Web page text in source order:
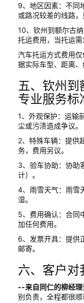
9、地区因素：不同
或路况较差的线路，
10、钦州到额尔古
托运费用，当托运需
汽车托运方式费用
据实际车型、距离、
五、钦州到
专业服务标
1、外观保护：运输
尘或污渍造成争议。
2、特殊车辆：提供
务，费用另议。
3、验车协助：协助
计）。
4、雨雪天气：雨雪
湿。
5、费用确认：合同
加任何费用。
6、发票开具：提供
邮寄。
六、客户对
--来自同仁的柳经理
别负责，全程都很顺